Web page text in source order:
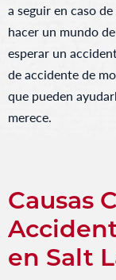
a seguir en caso
hacer un mundo
esperar un
de accidente de
que pueden
merece.
Causas
en Salt